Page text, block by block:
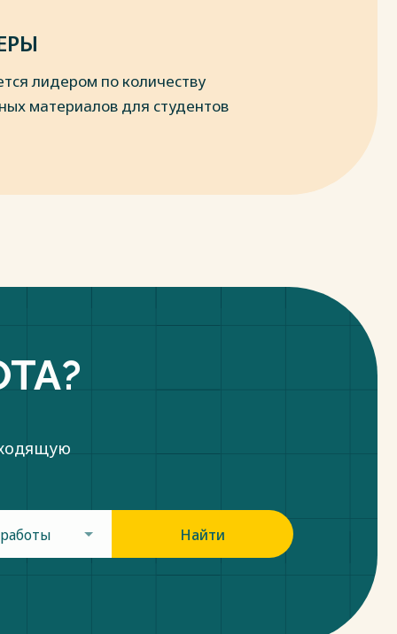
лидером по количеству
материалов для студентов
Найти